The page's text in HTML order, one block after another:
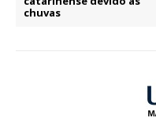
chuvas